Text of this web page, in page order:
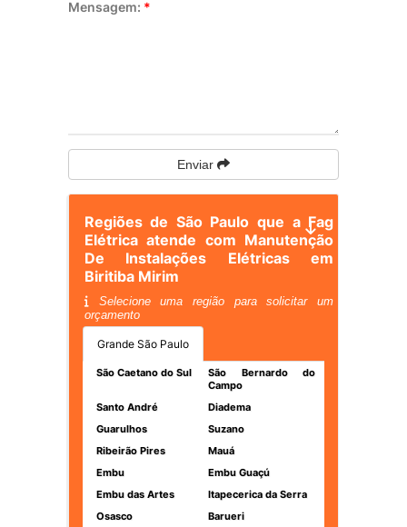
Mensagem: *
Enviar
Regiões de São Paulo que a Fag
Elétrica atende com Manutenção
De Instalações Elétricas em
Biritiba Mirim
Selecione uma região para solicitar um
orçamento
Grande São Paulo
São Caetano do Sul
São Bernardo do
Campo
Santo André
Diadema
Guarulhos
Suzano
Ribeirão Pires
Mauá
Embu
Embu Guaçú
Embu das Artes
Itapecerica da Serra
Osasco
Barueri